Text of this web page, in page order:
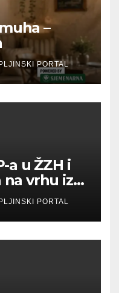
–
PORTAL
a u ŽZH i
na vrhu iz
PORTAL